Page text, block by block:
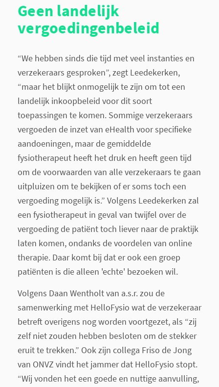
Geen landelijk
vergoedingenbeleid
“We hebben sinds die tijd met veel instanties en
verzekeraars gesproken”, zegt Leedekerken,
“maar het blijkt onmogelijk te zijn om tot een
landelijk inkoopbeleid voor dit soort
toepassingen te komen. Sommige verzekeraars
vergoeden de inzet van eHealth voor specifieke
aandoeningen, maar de gemiddelde
fysiotherapeut heeft het druk en heeft geen tijd
om de voorwaarden van alle verzekeraars te gaan
uitpluizen om te bekijken of er soms toch een
vergoeding mogelijk is.” Volgens Leedekerken zal
een fysiotherapeut in geval van twijfel over de
vergoeding de patiënt toch liever naar de praktijk
laten komen, ondanks de voordelen van online
therapie. Daar komt bij dat er ook een groep
patiënten is die alleen 'echte' bezoeken wil.
Volgens Daan Wentholt van a.s.r. zou de
samenwerking met HelloFysio wat de verzekeraar
betreft overigens nog worden voortgezet, als “zij
zelf niet zouden hebben besloten om de stekker
eruit te trekken.” Ook zijn collega Friso de Jong
van ONVZ vindt het jammer dat HelloFysio stopt.
“Wij vonden het een goede en nuttige aanvulling,